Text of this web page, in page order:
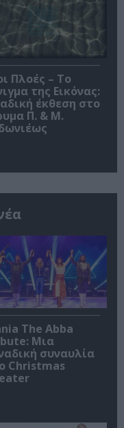
Πλοές – Το
της Εικόνας:
έκθεση στο
Π. & Μ.
The Abba
Μια
συναυλία
Christmas